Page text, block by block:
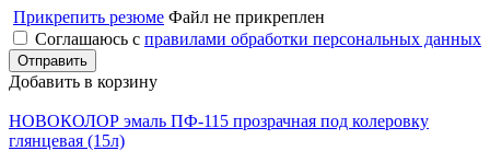
Прикрепить резюме Файл не прикреплен
Соглашаюсь с правилами обработки персональных данных
Добавить в корзину
НОВОКОЛОР эмаль ПФ-115 прозрачная под колеровку
глянцевая (15л)